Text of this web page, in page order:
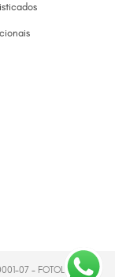
07 - FOTOLIVRO